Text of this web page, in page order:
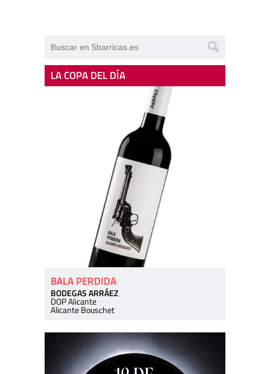
LA COPA DEL DÍA
BALA PERDIDA
BODEGAS ARRÁEZ
DOP Alicante
Alicante Bouschet